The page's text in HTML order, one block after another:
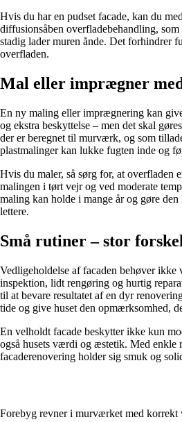
Hvis du har en pudset facade, kan du
diffusionsåben overfladebehandling,
stadig lader muren ånde. Det forhindrer
overfladen.
Mal eller imprægner
En ny maling eller imprægnering kan
og ekstra beskyttelse – men det skal
der er beregnet til murværk, og som
plastmalinger kan lukke fugten inde og
Hvis du maler, så sørg for, at overfladen
malingen i tørt vejr og ved moderate
maling kan holde i mange år og gøre
lettere.
Små rutiner – stor forskel
Vedligeholdelse af facaden behøver
inspektion, lidt rengøring og hurtig
til at bevare resultatet af en dyr
tide og give huset den opmærksomhed,
En velholdt facade beskytter ikke kun
også husets værdi og æstetik. Med enkle
facaderenovering holder sig smuk og
Forebyg revner i murværket med korrekt